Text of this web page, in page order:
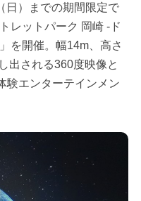
日）までの期間限定で
レットパーク 岡崎 -ド
を開催。幅14m、高さ
出される360度映像と
験エンターテインメン